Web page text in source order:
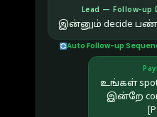
Lead — Follow-up
இன்னும் decide
Auto Follow-up
உங்கள் spot
இன்றே